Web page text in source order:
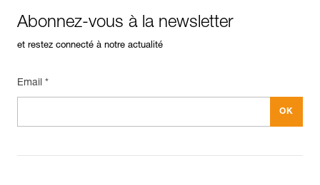
Abonnez-vous à la newsletter
et restez connecté à notre actualité
Email *